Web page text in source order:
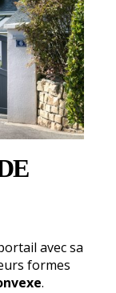
avec sa
formes
.